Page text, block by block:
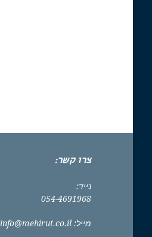
צרו קשר:
נייד:
054-4691968
מייל: info@mehirut.co.il